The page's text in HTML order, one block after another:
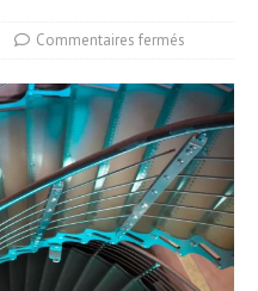
Commentaires fermés